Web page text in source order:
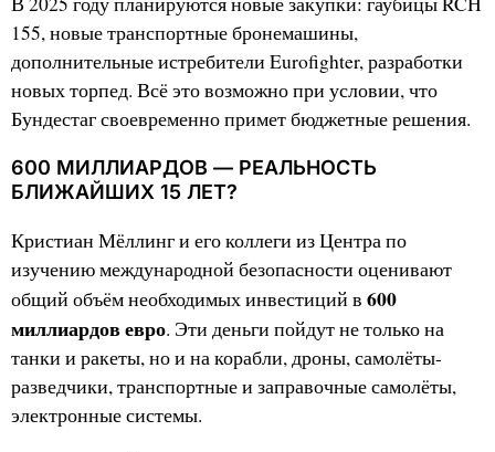
155, новые транспортные бронемашины,
дополнительные истребители Eurofighter, разработки
новых торпед. Всё это возможно при условии, что
Бундестаг своевременно примет бюджетные решения.
600 МИЛЛИАРДОВ — РЕАЛЬНОСТЬ
БЛИЖАЙШИХ 15 ЛЕТ?
Кристиан Мёллинг и его коллеги из Центра по
изучению международной безопасности оценивают
общий объём необходимых инвестиций в 600
миллиардов евро. Эти деньги пойдут не только на
танки и ракеты, но и на корабли, дроны, самолёты-
разведчики, транспортные и заправочные самолёты,
электронные системы.